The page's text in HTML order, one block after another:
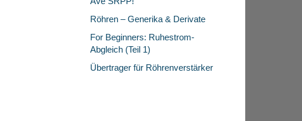
Röhren – Generika & Derivate
For Beginners: Ruhestrom-
Abgleich (Teil 1)
Übertrager für Röhrenverstärker